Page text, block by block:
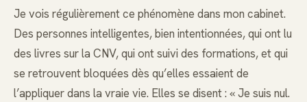
Je vois régulièrement ce phénomène dans mon cabinet.
Des personnes intelligentes, bien intentionnées, qui ont lu
des livres sur la CNV, qui ont suivi des formations, et qui
se retrouvent bloquées dès qu’elles essaient de
l’appliquer dans la vraie vie. Elles se disent : « Je suis nul.